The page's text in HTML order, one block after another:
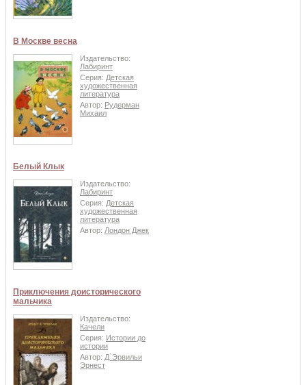
В Москве весна
Издательство:
Лабиринт
Серия: Детская
художественная
литература
Автор: Рудерман
Михаил
Белый Клык
Издательство:
Лабиринт
Серия: Детская
художественная
литература
Автор: Лондон Джек
Приключения доисторического
мальчика
Издательство:
Качели
Серия: Истории до
истории
Автор: Д`Эрвильи
Эрнест